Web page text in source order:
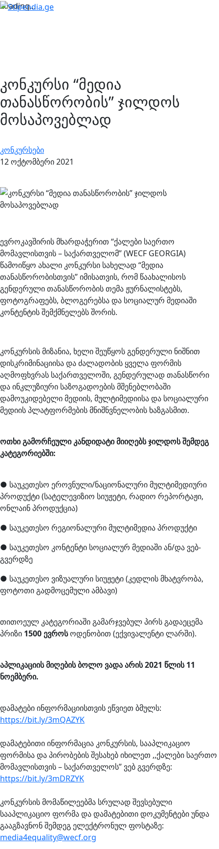
Loading...
კონკურსი “მედია
თანასწორობის” ჯილდოს
მოსაპოვებლად
კონკურსები
12 ოქტომბერი 2021
ევროკავშირის მხარდაჭერით “ქალები საერთო
მომავლისთვის – საქართველომ” (WECF GEORGIA)
წამოიწყო ახალი კონკურსი სახელად “მედია
თანასწორობისთვის” იმისათვის, რომ წაახალისოს
გენდერული თანასწორობის თემა ჟურნალისტებს,
ფოტოგრაფებს, ბლოგერებსა და სოციალურ მედიაში
კონტენტის შემქმნელებს შორის.
კონკურსის მიზანია, ხელი შეუწყოს გენდერული ნიშნით
დისკრიმინაციისა და ძალადობის ყველა ფორმის
აღმოფხვრას საქართველოში, გენდერულად თანასწორი
და ინკლუზიური საზოგადოების მშენებლობაში
დამოუკიდებელი მედიის, მულტიმედიისა და სოციალური
მედიის პლატფორმების მნიშნვნელობის ხაზგასმით.
ოთხი გამორჩეული კანდიდატი მიიღებს ჯილდოს შემდეგ
კატეგორიებში:
● საუკეთესო ეროვნული/ნაციონალური მულტიმედიური
პროდუქტი (სატელევიზიო სიუჟეტი, რადიო რეპორტაჟი,
ონლაინ პროდუქცია)
● საუკეთესო რეგიონალური მულტიმედია პროდუქტი
● საუკეთესო კონტენტი სოციალურ მედიაში ან/და ვებ-
გვერდზე
● საუკეთესო ვიზუალური სიუჟეტი (კედლის მხატვრობა,
ფოტოთი გადმოცემული ამბავი)
თითოეულ კატეგორიაში გამარჯვებულ პირს გადაეცემა
პრიზი 1500 ევროსოდენობით (ექვივალენტი ლარში).
აპლიკაციის მიღების ბოლო ვადა არის 2021 წლის 11
ნოემბერი.
დამატები ინფორმაციისთვის ეწვიეთ ბმულს:
https://bit.ly/3mQAZYK
დამატებითი ინფორმაცია კონკურსის, სააპლიკაციო
ფორმისა და პირობების შესახებ იხილეთ ,,ქალები საერთო
მომავლისთვის – საქართველოს” ვებ გვერდზე:
https://bit.ly/3mDRZYK
კონკურსის მომაწილეებმა სრულად შევსებული
სააპლიკაციო ფორმა და დამატებითი დოკუმენტები უნდა
გააგზავნონ შემდეგ ელექტრონულ ფოსტაზე:
media4equality@wecf.org